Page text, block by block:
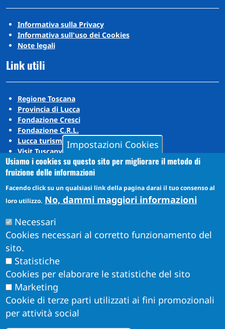
Informativa sulla Privacy
Informativa sull'uso dei Cookies
Note legali
Link utili
Regione Toscana
Provincia di Lucca
Fondazione Cresci
Fondazione C.R.L.
Lucca turismo
Visit Tuscany
Puccini Lands
Social media
YouTube
Impostazioni Cookies
Usiamo i cookies su questo sito per migliorare il metodo di
fruizione delle informazioni
Facendo click su un qualsiasi link della pagina darai il tuo consenso al
loro utilizzo. No, dammi maggiori informazioni
Necessari
Cookies necessari al corretto funzionamento del
sito.
Statistiche
Cookies per elaborare le statistiche del sito
Marketing
Cookie di terze parti utilizzati ai fini promozionali
per attività social